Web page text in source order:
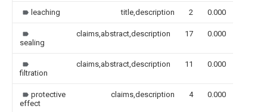
leaching title,description 2 0.000
sealing
claims,abstract,description 17 0.000
filtration
claims,abstract,description 11 0.000
protective
effect
claims,description 4 0.000